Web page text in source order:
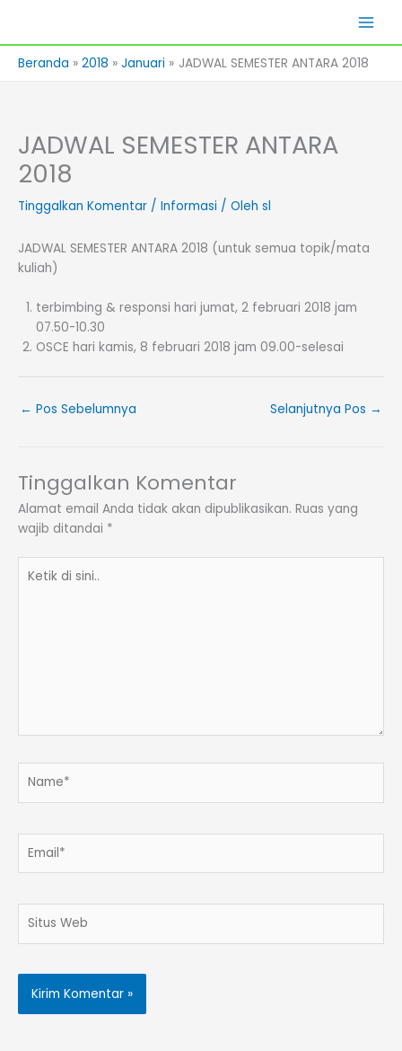
konten
Beranda 2018 Januari JADWAL SEMESTER ANTARA 2018
JADWAL SEMESTER ANTARA
2018
Tinggalkan Komentar / Informasi / Oleh sl
JADWAL SEMESTER ANTARA 2018 (untuk semua topik/mata
kuliah)
terbimbing & responsi hari jumat, 2 februari 2018 jam
07.50-10.30
OSCE hari kamis, 8 februari 2018 jam 09.00-selesai
← Pos Sebelumnya Selanjutnya Pos →
Tinggalkan Komentar
Alamat email Anda tidak akan dipublikasikan. Ruas yang
wajib ditandai *
Web